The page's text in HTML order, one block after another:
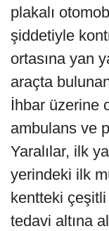
plakalı
şiddetiyle
ortasına yan
araçta
İhbar üzerine
ambulans ve
Yaralılar, ilk
yerindeki ilk
kentteki
tedavi altına